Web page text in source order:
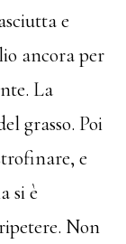
e
ancora per
La
grasso. Poi
e
si è
Non